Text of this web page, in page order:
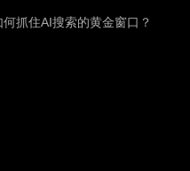
抓住AI搜索的黄金窗口？